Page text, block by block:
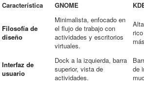
Característica GNOME
Filosofía de
diseño
Minimalista, enfocado en
el flujo de trabajo con
actividades y escritorios
virtuales.
Interfaz de
usuario
Dock a la izquierda, barra
superior, vista de
actividades.
de